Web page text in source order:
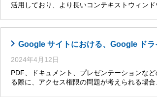
活用しており、より長いコンテキストウィン
Google サイトにおける、Google ド
2024年4月12日
PDF、ドキュメント、プレゼンテーションな
る際に、アクセス権限の問題が考えられる場